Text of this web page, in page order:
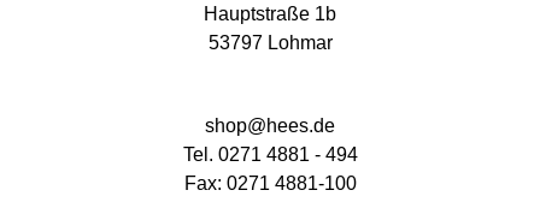
Hauptstraße 1b
53797 Lohmar
shop@hees.de
Tel. 0271 4881 - 494
Fax: 0271 4881-100